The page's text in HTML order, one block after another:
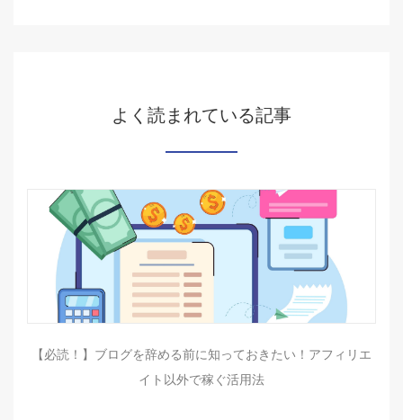
よく読まれている記事
【必読！】ブログを辞める前に知っておきたい！アフィリエ
イト以外で稼ぐ活用法